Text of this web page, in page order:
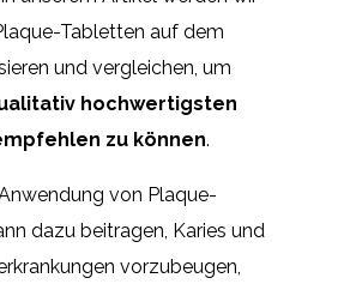
Tabletten auf dem
und vergleichen, um
hochwertigsten
zu können.
von Plaque-
dazu beitragen, Karies und
vorzubeugen,